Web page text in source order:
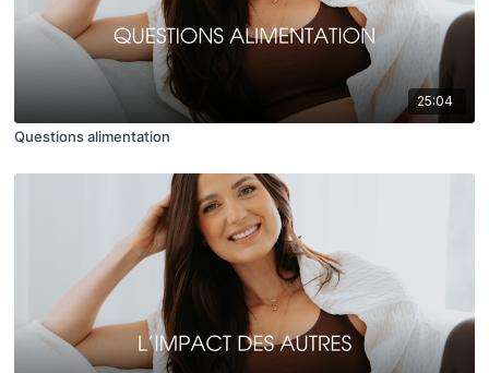
25:04
Questions alimentation